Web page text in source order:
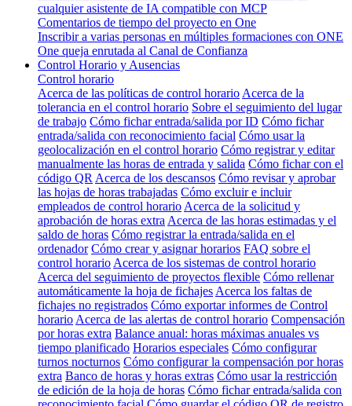
cualquier asistente de IA compatible con MCP
Comentarios de tiempo del proyecto en One
Inscribir a varias personas en múltiples formaciones con ONE
One queja enrutada al Canal de Confianza
Control Horario y Ausencias
Control horario
Acerca de las políticas de control horario Acerca de la
tolerancia en el control horario Sobre el seguimiento del lugar
de trabajo Cómo fichar entrada/salida por ID Cómo fichar
entrada/salida con reconocimiento facial Cómo usar la
geolocalización en el control horario Cómo registrar y editar
manualmente las horas de entrada y salida Cómo fichar con el
código QR Acerca de los descansos Cómo revisar y aprobar
las hojas de horas trabajadas Cómo excluir e incluir
empleados de control horario Acerca de la solicitud y
aprobación de horas extra Acerca de las horas estimadas y el
saldo de horas Cómo registrar la entrada/salida en el
ordenador Cómo crear y asignar horarios FAQ sobre el
control horario Acerca de los sistemas de control horario
Acerca del seguimiento de proyectos flexible Cómo rellenar
automáticamente la hoja de fichajes Acerca los faltas de
fichajes no registrados Cómo exportar informes de Control
horario Acerca de las alertas de control horario Compensación
por horas extra Balance anual: horas máximas anuales vs
tiempo planificado Horarios especiales Cómo configurar
turnos nocturnos Cómo configurar la compensación por horas
extra Banco de horas y horas extras Cómo usar la restricción
de edición de la hoja de horas Cómo fichar entrada/salida con